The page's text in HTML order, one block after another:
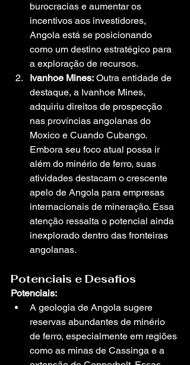
burocracias e aumentar os
incentivos aos investidores,
Angola está se posicionando
como um destino estratégico para
a exploração de recursos.
Ivanhoe Mines: Outra entidade de
destaque, a Ivanhoe Mines,
adquiriu direitos de prospecção
nas províncias angolanas do
Moxico e Cuando Cubango.
Embora seu foco atual possa ir
além do minério de ferro, suas
atividades destacam o crescente
apelo de Angola para empresas
internacionais de mineração. Essa
atenção ressalta o potencial ainda
inexplorado dentro das fronteiras
angolanas.
Potenciais e Desafios
Potenciais:
A geologia de Angola sugere
reservas abundantes de minério
de ferro, especialmente em regiões
como as minas de Cassinga e a